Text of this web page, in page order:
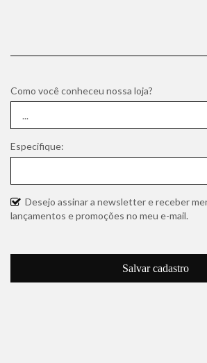
Como você conheceu nossa loja?
Especifique:
Desejo assinar a newsletter e receber
lançamentos e promoções no meu e-mail.
Salvar cadastro